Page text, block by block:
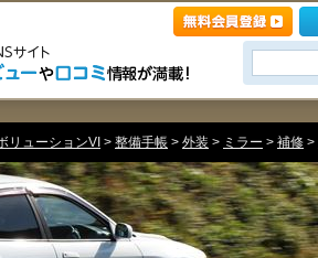
リューションVI > 整備手帳 > 外装 > ミラー > 補修 >